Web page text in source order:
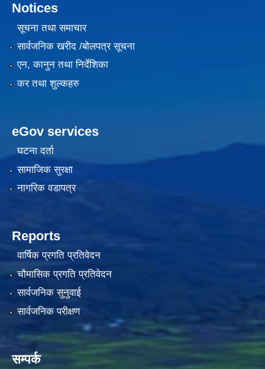
Notices
सूचना तथा समाचार
सार्वजनिक खरीद /बोलपत्र सूचना
एन, कानुन तथा निर्देशिका
कर तथा शुल्कहरु
eGov services
घटना दर्ता
सामाजिक सुरक्षा
नागरिक वडापत्र
Reports
वार्षिक प्रगति प्रतिवेदन
चौमासिक प्रगति प्रतिवेदन
सार्वजनिक सुनुवाई
सार्वजनिक परीक्षण
सम्पर्क